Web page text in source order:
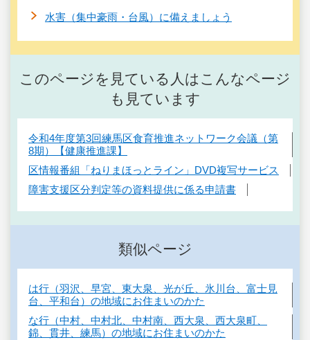
水害（集中豪雨・台風）に備えましょう
このページを見ている人はこんなページ
も見ています
令和4年度第3回練馬区食育推進ネットワーク会議（第
8期）【健康推進課】
区情報番組「ねりまほっとライン」DVD複写サービス
障害支援区分判定等の資料提供に係る申請書
類似ページ
は行（羽沢、早宮、東大泉、光が丘、氷川台、富士見
台、平和台）の地域にお住まいのかた
な行（中村、中村北、中村南、西大泉、西大泉町、
錦、貫井、練馬）の地域にお住まいのかた